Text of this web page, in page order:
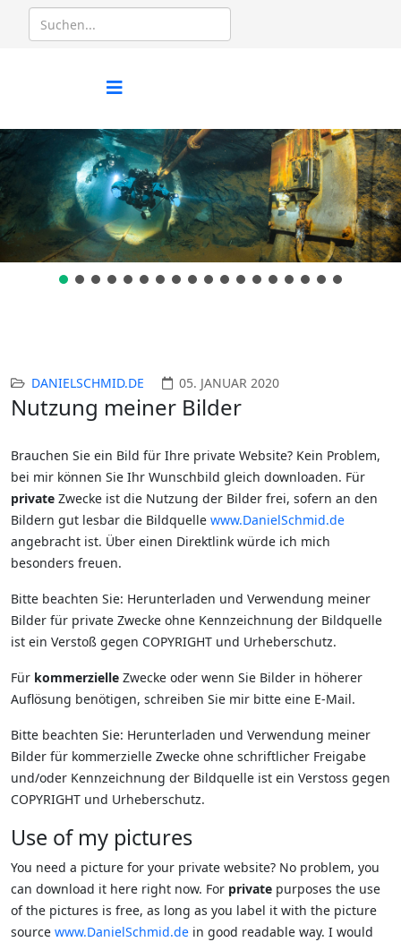
DANIELSCHMID.DE 05. JANUAR 2020
Nutzung meiner Bilder
Brauchen Sie ein Bild für Ihre private Website? Kein Problem,
bei mir können Sie Ihr Wunschbild gleich downloaden. Für
private Zwecke ist die Nutzung der Bilder frei, sofern an den
Bildern gut lesbar die Bildquelle www.DanielSchmid.de
angebracht ist. Über einen Direktlink würde ich mich
besonders freuen.
Bitte beachten Sie: Herunterladen und Verwendung meiner
Bilder für private Zwecke ohne Kennzeichnung der Bildquelle
ist ein Verstoß gegen COPYRIGHT und Urheberschutz.
Für kommerzielle Zwecke oder wenn Sie Bilder in höherer
Auflösung benötigen, schreiben Sie mir bitte eine E-Mail.
Bitte beachten Sie: Herunterladen und Verwendung meiner
Bilder für kommerzielle Zwecke ohne schriftlicher Freigabe
und/oder Kennzeichnung der Bildquelle ist ein Verstoss gegen
COPYRIGHT und Urheberschutz.
Use of my pictures
You need a picture for your private website? No problem, you
can download it here right now. For private purposes the use
of the pictures is free, as long as you label it with the picture
source www.DanielSchmid.de in good readable way. I would